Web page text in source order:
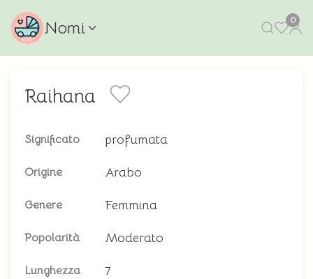
Nomi 0
Raihana
Significato profumata
Origine Arabo
Genere Femmina
Popolarità Moderato
Lunghezza 7